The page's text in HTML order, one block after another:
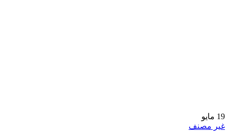
19 مايو
غير مصنف